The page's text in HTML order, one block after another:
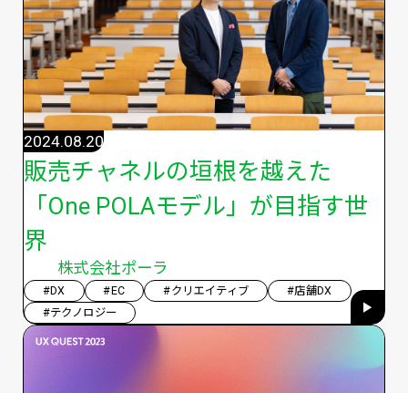
販売チャネルの垣根を越えた
「One POLAモデル」が目指す世
界
株式会社ポーラ
2024.08.20
#DX #EC #クリエイティブ
#店舗DX
#テクノロジー